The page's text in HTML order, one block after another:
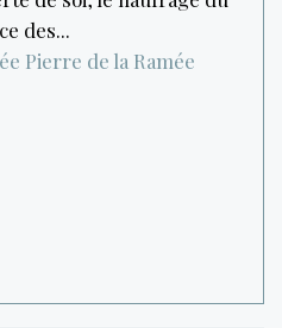
des...
Pierre de la Ramée